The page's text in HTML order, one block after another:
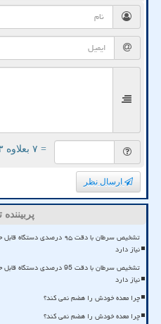
= ۷ بعلاوه ۳
ارسال نظر
تشخیص سرطان با دقت ۹۵
نیاز دارد
تشخیص سرطان با دقت 95
نیاز دارد
چرا معده خودش را هضم نمی کند؟
چرا معده خودش را هضم نمی کند؟